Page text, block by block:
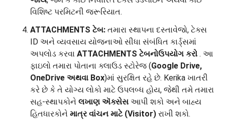
વિશિષ્ટ પરમિટની જરૂરિયાત.
ATTACHMENTS ટેબ: તમારા સ્થાપના દસ્તાવેજો, ટેક્સ
ID અને વ્યવસાય યોજનાઓ સીધા સંબંધિત કાર્ડ્સમાં
અપલોડ કરવા ATTACHMENTS ટેબનોઉપયોગ કરો . આ
ફાઇલો તમારા પોતાના ક્લાઉડ સ્ટોરેજ (Google Drive,
OneDrive અથવા Box)માં સુરક્ષિત રહે છે. Kerika ખાતરી
કરે છે કે તે યોગ્ય લોકો માટે ઉપલબ્ધ હોય, જેથી તમે તમારા
સહ-સ્થાપકોને લખાણ ઍક્સેસ આપી શકો અને બાહ્ય
હિતધારકોને માત્ર વાંચન માટે (Visitor) રાખી શકો.